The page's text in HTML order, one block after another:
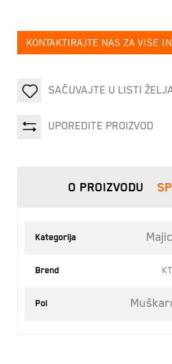
KONTAKTIRAJTE NAS ZA VIŠE
SAČUVAJTE U LISTI
UPOREDITE PROIZVOD
O PROIZVODU
Kategorija
Brend
Pol